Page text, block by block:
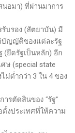
นอมา) ที่ผ่านมาการ
บรอง (สัตยาบัน) มี
บัญญัติของแต่ละรัฐ
(ยึดรัฐเป็นหลัก) อีก
ศษ (special state
ม่ต่ำกว่า 3 ใน 4 ของ
รตัดสินของ “รัฐ”
งประเทศที่ให้ความ